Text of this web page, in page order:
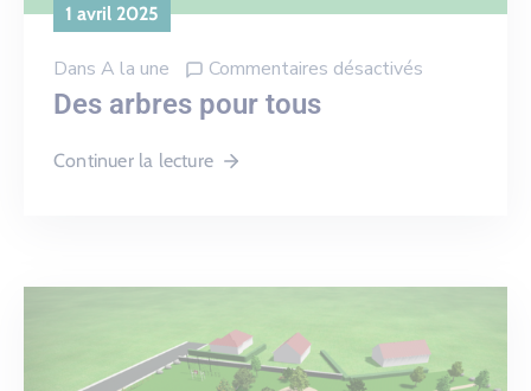
1 avril 2025
Dans A la une Commentaires désactivés
Des arbres pour tous
Continuer la lecture